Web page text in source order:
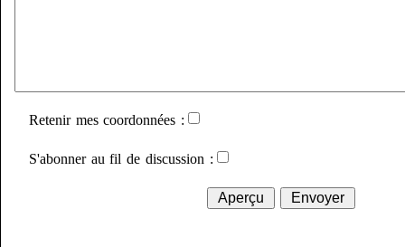
Retenir mes coordonnées :
S'abonner au fil de discussion :